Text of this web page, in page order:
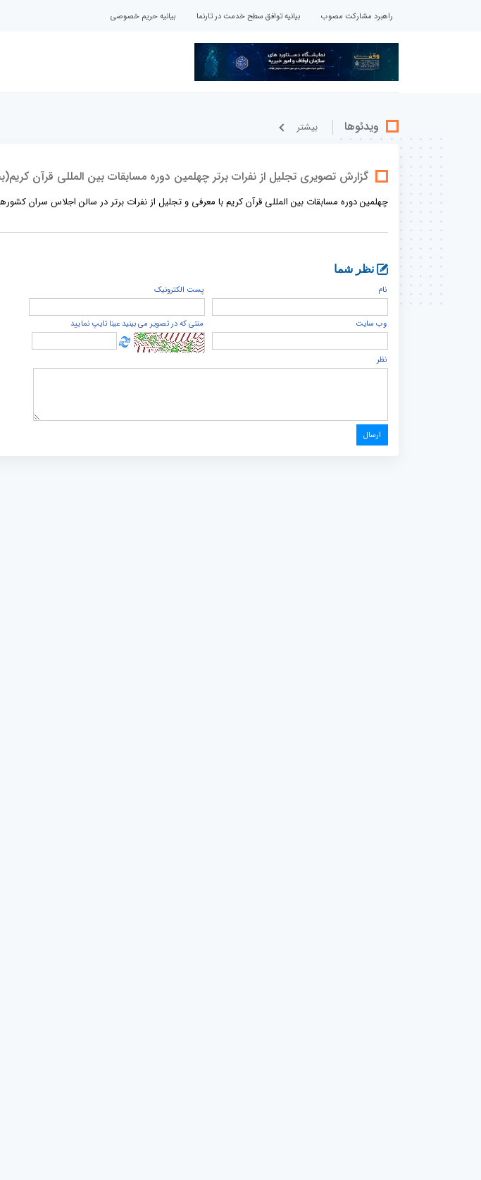
راهبرد مشارکت مصوب بیانیه توافق سطح خدمت در تارنما بیانیه حریم خصوصی
ویدئوها بيشتر
گزارش تصویری تجلیل از نفرات برتر چهلمین دوره مسابقات بین المللی قرآن
چهلمین دوره مسابقات بین المللی قرآن کریم با معرفی و تجلیل از نفرات برتر در سالن اجلاس سران
نظر شما
نام
پست الكترونيک
وب سایت متنی که در تصویر می بینید عینا تایپ نمایید
نظر